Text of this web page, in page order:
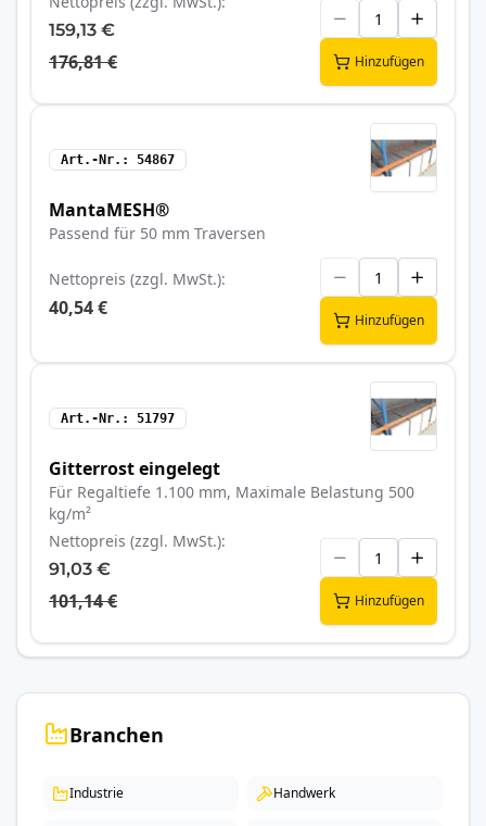
159,13 €
176,81 € Hinzufügen
Art.-Nr. 54867
MantaMESH®
Passend für 50 mm Traversen
Nettopreis (zzgl. MwSt.)
40,54 €
Hinzufügen
Art.-Nr. 51797
Gitterrost eingelegt
Für Regaltiefe 1.100 mm, Maximale Belastung 500
kg/m²
Nettopreis (zzgl. MwSt.)
91,03 €
101,14 € Hinzufügen
Branchen
Industrie Handwerk